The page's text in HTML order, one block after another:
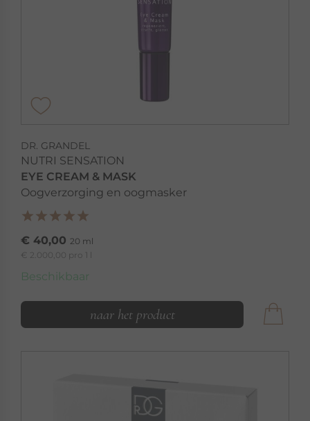
DR. GRANDEL
NUTRI SENSATION
EYE CREAM & MASK
Oogverzorging en oogmasker
€ 40,00 20 ml
€ 2.000,00 pro 1 l
Beschikbaar
naar het product